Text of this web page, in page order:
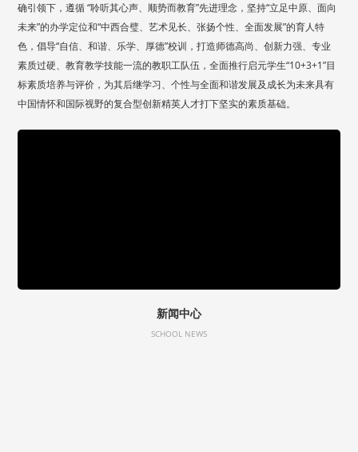
确引领下，遵循 “聆听其心声、顺势而教育”先进理念，坚持“立足中原、面向
未来”的办学定位和“中西合璧、艺术见长、张扬个性、全面发展”的育人特
色，倡导“自信、和谐、乐学、厚德”校训，打造师德高尚、创新力强、专业
素质过硬、教育教学技能一流的教职工队伍，全面推行启元学生“10+3+1”目
标素质培养与评价，为其后继学习、个性与全面和谐发展及成长为未来具有
中国情怀和国际视野的复合型创新精英人才打下坚实的素质基础。
新闻中心
SCHOOL NEWS